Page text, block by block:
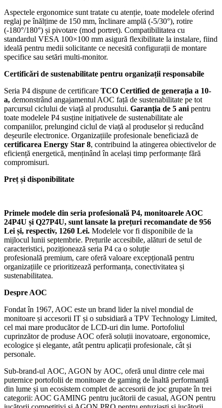
Aspectele ergonomice sunt tratate cu atenție, toate modelele oferind
reglaj pe înălțime de 150 mm, înclinare amplă (-5/30°), rotire
(-180°/180°) și pivotare (mod portret). Compatibilitatea cu
standardul VESA 100×100 mm asigură flexibilitate la instalare, fiind
ideală pentru medii solicitante ce necesită configurații de montare
specifice sau setări multi-monitor.
Certificări de sustenabilitate pentru organizații responsabile
Seria P4 dispune de certificare TCO Certified de generația a 10-
a, demonstrând angajamentul AOC față de sustenabilitate pe tot
parcursul ciclului de viață al produsului. Garanția de 5 ani pentru
toate modelele P4 susține inițiativele de sustenabilitate ale
companiilor, prelungind ciclul de viață al produselor și reducând
deșeurile electronice. Organizațiile profesionale beneficiază de
certificarea Energy Star 8, contribuind la atingerea obiectivelor de
eficiență energetică, menținând în același timp performanțe fără
compromisuri.
Preț și disponibilitate
Primele modele din seria profesională P4, monitoarele AOC
24P4U și Q27P4U, sunt lansate la prețuri recomandate de 956
Lei și, respectiv, 1260 Lei. Modelele vor fi disponibile de la
mijlocul lunii septembrie. Prețurile accesibile, alături de setul de
caracteristici, poziționează seria P4 ca o soluție
profesională premium, care oferă valoare excepțională pentru
organizațiile ce prioritizează performanța, conectivitatea și
sustenabilitatea.
Despre AOC
Fondat în 1967, AOC este un brand lider la nivel mondial de
monitoare și accesorii IT și o subsidiară a TPV Technology Limited,
cel mai mare producător de LCD-uri din lume. Portofoliul
cuprinzător de produse AOC oferă soluții inovatoare, ergonomice,
ecologice și elegante, atât pentru aplicații profesionale, cât și
personale.
Sub-brand-ul AOC, AGON by AOC, oferă unul dintre cele mai
puternice portofolii de monitoare de gaming de înaltă performanță
din lume și un ecosistem complet de accesorii de joc grupate în trei
categorii: AOC GAMING pentru jucătorii de casual, AGON pentru